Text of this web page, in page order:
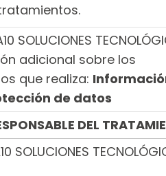
SOLUCIONES
adicional sobre los
que realiza:
de datos
DEL
SOLUCIONES